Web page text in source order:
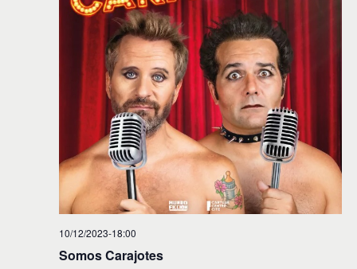
10/12/2023-18:00
Somos Carajotes